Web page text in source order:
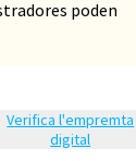
poden
Verifica l'empremta
digital